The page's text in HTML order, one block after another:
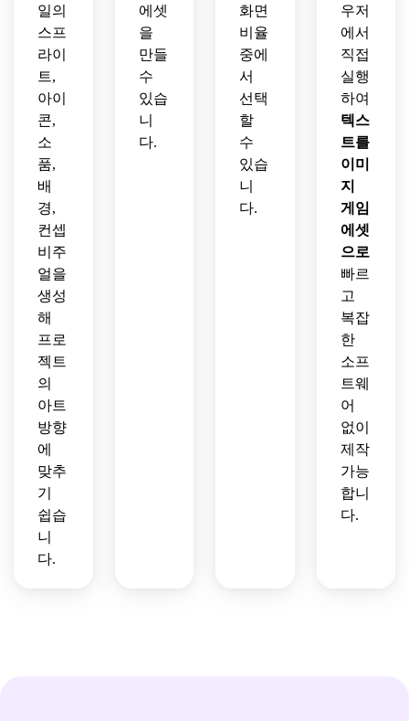
일의
스프
라이
트,
아이
콘,
소
품,
배
경,
컨셉
비주
얼을
생성
해
프로
젝트
의
아트
방향
에
맞추
기
쉽습
니
다.
에셋
을
만들
수
있습
니
다.
화면
비율
중에
서
선택
할
수
있습
니
다.
우저
에서
직접
실행
하여
텍스
트를
이미
지
게임
에셋
으로
빠르
고
복잡
한
소프
트웨
어
없이
제작
가능
합니
다.